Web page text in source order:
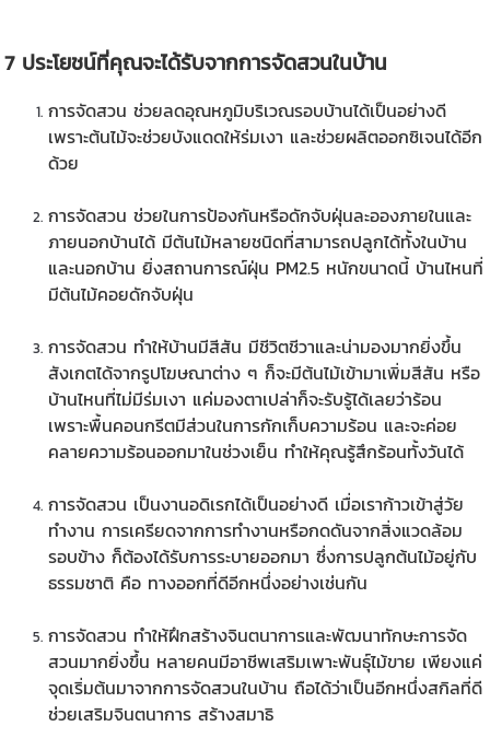
7 ประโยชน์ที่คุณจะได้รับจากการจัดสวนในบ้าน
การจัดสวน ช่วยลดอุณหภูมิบริเวณรอบบ้านได้เป็นอย่างดี
เพราะต้นไม้จะช่วยบังแดดให้ร่มเงา และช่วยผลิตออกซิเจนได้อีก
ด้วย
การจัดสวน ช่วยในการป้องกันหรือดักจับฝุ่นละอองภายในและ
ภายนอกบ้านได้ มีต้นไม้หลายชนิดที่สามารถปลูกได้ทั้งในบ้าน
และนอกบ้าน ยิ่งสถานการณ์ฝุ่น PM2.5 หนักขนาดนี้ บ้านไหนที่
มีต้นไม้คอยดักจับฝุ่น
การจัดสวน ทำให้บ้านมีสีสัน มีชีวิตชีวาและน่ามองมากยิ่งขึ้น
สังเกตได้จากรูปโฆษณาต่าง ๆ ก็จะมีต้นไม้เข้ามาเพิ่มสีสัน หรือ
บ้านไหนที่ไม่มีร่มเงา แค่มองตาเปล่าก็จะรับรู้ได้เลยว่าร้อน
เพราะพื้นคอนกรีตมีส่วนในการกักเก็บความร้อน และจะค่อย
คลายความร้อนออกมาในช่วงเย็น ทำให้คุณรู้สึกร้อนทั้งวันได้
การจัดสวน เป็นงานอดิเรกได้เป็นอย่างดี เมื่อเราก้าวเข้าสู่วัย
ทำงาน การเครียดจากการทำงานหรือกดดันจากสิ่งแวดล้อม
รอบข้าง ก็ต้องได้รับการระบายออกมา ซึ่งการปลูกต้นไม้อยู่กับ
ธรรมชาติ คือ ทางออกที่ดีอีกหนึ่งอย่างเช่นกัน
การจัดสวน ทำให้ฝึกสร้างจินตนาการและพัฒนาทักษะการจัด
สวนมากยิ่งขึ้น หลายคนมีอาชีพเสริมเพาะพันธุ์ไม้ขาย เพียงแค่
จุดเริ่มต้นมาจากการจัดสวนในบ้าน ถือได้ว่าเป็นอีกหนึ่งสกิลที่ดี
ช่วยเสริมจินตนาการ สร้างสมาธิ